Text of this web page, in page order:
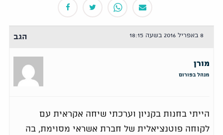
8 באפריל 2016 בשעה 18:15 הגב
מורן
מנהל בפורום
הייתי בחנות בקניון וערכתי שיחה אקראית עם
לקוחה פוטנציאלית של חברת אשראי מסוימת, בה